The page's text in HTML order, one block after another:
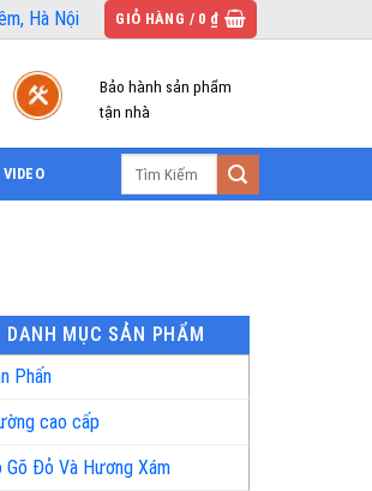
Hà Nội GIỎ HÀNG / 0 ₫
Bảo hành sản phẩm
tận nhà
VIDEO
DANH MỤC SẢN PHẨM
Phấn
cao cấp
Gõ Đỏ Và Hương Xám